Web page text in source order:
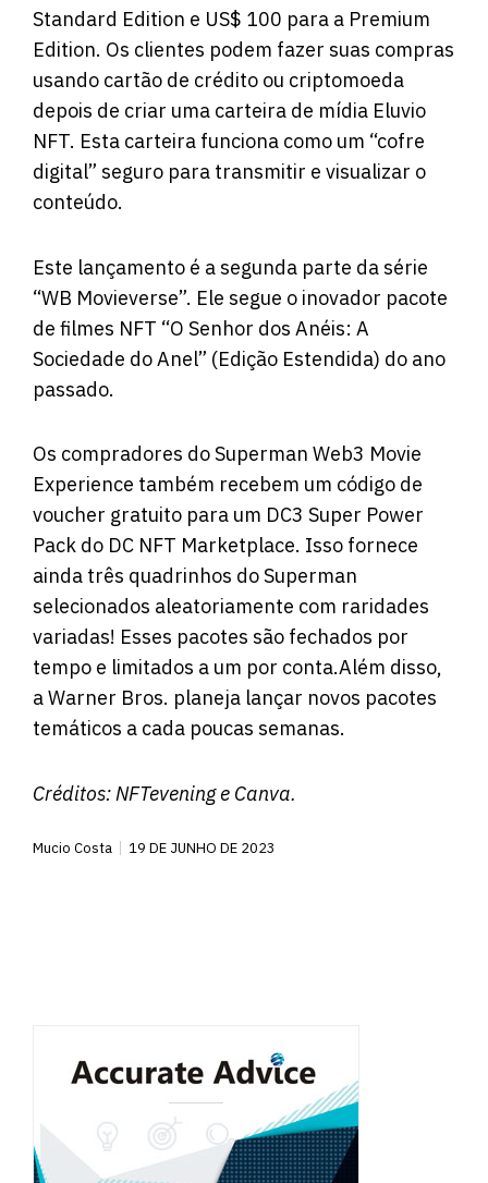
Standard Edition e US$ 100 para a Premium
Edition. Os clientes podem fazer suas compras
usando cartão de crédito ou criptomoeda
depois de criar uma carteira de mídia Eluvio
NFT. Esta carteira funciona como um “cofre
digital” seguro para transmitir e visualizar o
conteúdo.
Este lançamento é a segunda parte da série
“WB Movieverse”. Ele segue o inovador pacote
de filmes NFT “O Senhor dos Anéis: A
Sociedade do Anel” (Edição Estendida) do ano
passado.
Os compradores do Superman Web3 Movie
Experience também recebem um código de
voucher gratuito para um DC3 Super Power
Pack do DC NFT Marketplace. Isso fornece
ainda três quadrinhos do Superman
selecionados aleatoriamente com raridades
variadas! Esses pacotes são fechados por
tempo e limitados a um por conta.Além disso,
a Warner Bros. planeja lançar novos pacotes
temáticos a cada poucas semanas.
Créditos:NFTeveninge Canva.
Mucio Costa 19 DE JUNHO DE 2023